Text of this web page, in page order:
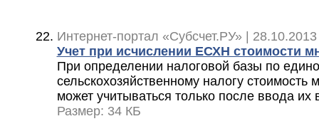
Интернет-портал «Субсчет.РУ» |
Учет при исчислении ЕСХН стоимости
При определении налоговой базы по
сельскохозяйственному налогу стоимость
может учитываться только после ввода их
Размер: 34 КБ